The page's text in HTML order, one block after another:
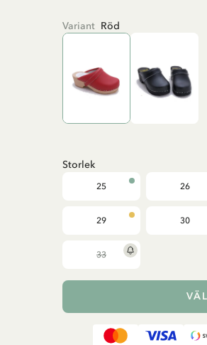
Variant Röd
Storlek
25 26
29 30
33